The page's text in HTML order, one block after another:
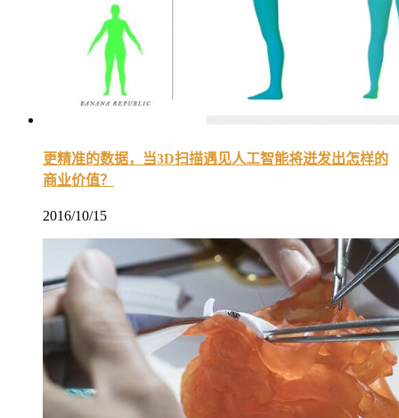
更精准的数据，当3D扫描遇见人工智能将迸发出怎样的
商业价值？
2016/10/15